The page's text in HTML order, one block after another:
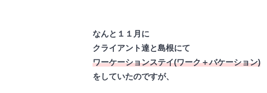
なんと１１月に
クライアント達と島根にて
ワーケーションステイ(ワーク＋バケーション)
をしていたのですが、